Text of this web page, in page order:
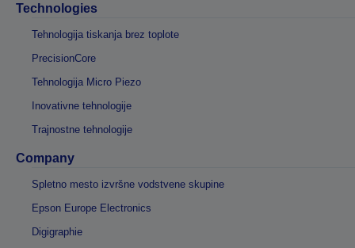
Technologies
Tehnologija tiskanja brez toplote
PrecisionCore
Tehnologija Micro Piezo
Inovativne tehnologije
Trajnostne tehnologije
Company
Spletno mesto izvršne vodstvene skupine
Epson Europe Electronics
Digigraphie